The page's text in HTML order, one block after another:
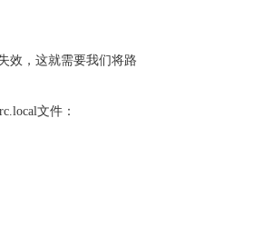
效，这就需要我们将路
文件：